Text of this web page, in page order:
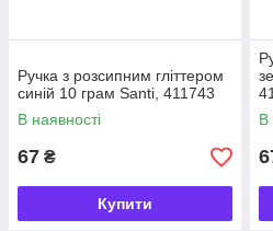
Ручка з розсипним гліттером
синій 10 грам Santi, 411743
В наявності
67 ₴
Купити
В